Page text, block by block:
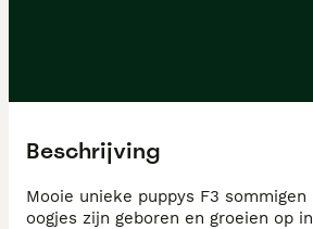
Beschrijving
Mooie unieke puppys F3
oogjes zijn geboren en groeien op